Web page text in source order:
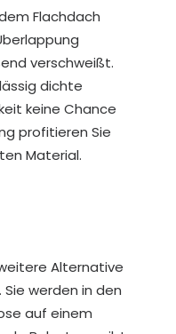
Flachdach
verschweißt.
dichte
keine Chance
profitieren Sie
Material.
Alternative
werden in den
auf einem